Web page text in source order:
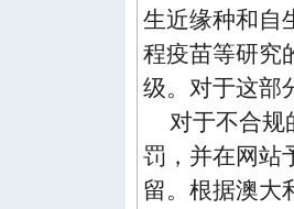
生近缘种和自
程疫苗等研究
级。对于这部
对于不合规
罚，并在网站
留。根据澳大